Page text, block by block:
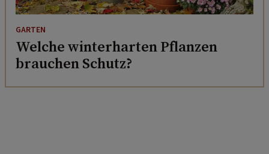
GARTEN
Welche winterharten Pflanzen
brauchen Schutz?